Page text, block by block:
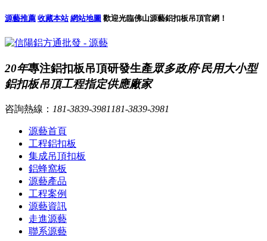
源藝推薦 收藏本站 網站地圖 歡迎光臨佛山源藝鋁扣板吊頂官網！
20年專注鋁扣板吊頂研發生產眾多政府·民用大小型
鋁扣板吊頂工程指定供應廠家
咨詢熱線： 181-3839-3981 181-3839-3981
源藝首頁
工程鋁扣板
集成吊頂扣板
鋁蜂窩板
源藝產品
工程案例
源藝資訊
走進源藝
聯系源藝